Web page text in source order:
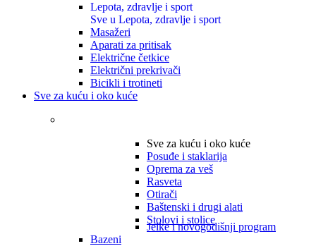
Lepota, zdravlje i sport
Sve u Lepota, zdravlje i sport
Masažeri
Aparati za pritisak
Električne četkice
Električni prekrivači
Bicikli i trotineti
Sve za kuću i oko kuće
Sve za kuću i oko kuće
Posuđe i staklarija
Oprema za veš
Rasveta
Otirači
Baštenski i drugi alati
Stolovi i stolice
Jelke i novogodišnji program
Bazeni